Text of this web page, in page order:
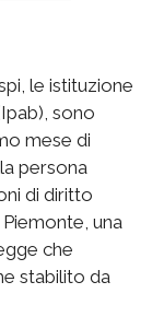
le istituzione
sono
mese di
persona
di diritto
una
che
stabilito da